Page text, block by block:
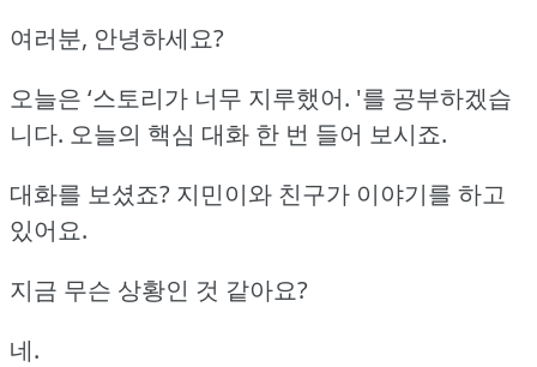
여러분, 안녕하세요?
오늘은 ‘스토리가 너무 지루했어. '를 공부하겠습
니다. 오늘의 핵심 대화 한 번 들어 보시죠.
대화를 보셨죠? 지민이와 친구가 이야기를 하고
있어요.
지금 무슨 상황인 것 같아요?
네.